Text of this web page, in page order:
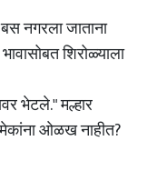
नगरला जाताना
शिरोळ्याला
भेटले." मल्हार
ओळख नाहीत?